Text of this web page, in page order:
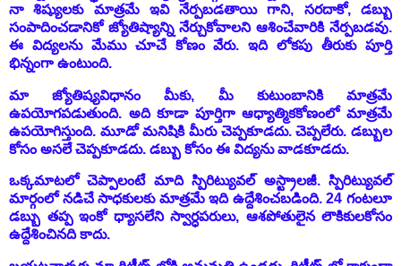
నా శిష్యులకు మాత్రమే ఇవి నేర్పబడతాయి గాని, సరదాకో, డబ్బు
సంపాదించడానికో జ్యోతిష్యాన్ని నేర్చుకోవాలని ఆశించేవారికి నేర్పబడవు.
ఈ విద్యలను మేము చూచే కోణం వేరు. ఇది లోకపు తీరుకు పూర్తి
భిన్నంగా ఉంటుంది.
మా జ్యోతిష్యవిధానం మీకు, మీ కుటుంబానికి మాత్రమే
ఉపయోగపడుతుంది. అది కూడా పూర్తిగా ఆధ్యాత్మికకోణంలో మాత్రమే
ఉపయోగిస్తుంది. మూడో మనిషికి మీరు చెప్పకూడదు. చెప్పలేరు. డబ్బుల
కోసం అసలే చెప్పకూడదు. డబ్బు కోసం ఈ విద్యను వాడకూడదు.
ఒక్కమాటలో చెప్పాలంటే మాది స్పిరిట్యువల్ అస్ట్రాలజీ. స్పిరిట్యువల్
మార్గంలో నడిచే సాధకులకు మాత్రమే ఇది ఉద్దేశించబడింది. 24 గంటలూ
డబ్బు తప్ప ఇంకో ధ్యాసలేని స్వార్ధపరులు, ఆశపోతులైన లౌకికులకోసం
ఉద్దేశించినది కాదు.